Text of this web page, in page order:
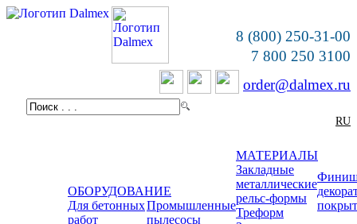
8 (800) 250-31-00
7 800 250 3100
order@dalmex.ru
RU
ОБОРУДОВАНИЕ
Для бетонных
работ
Промышленные
пылесосы
МАТЕРИАЛЫ
Закладные
металлические
рельс-формы
Треформ